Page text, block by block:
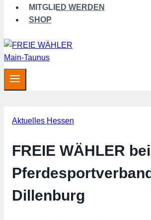
MITGLIED WERDEN
SHOP
Aktuelles Hessen
FREIE WÄHLER
Dillenburg